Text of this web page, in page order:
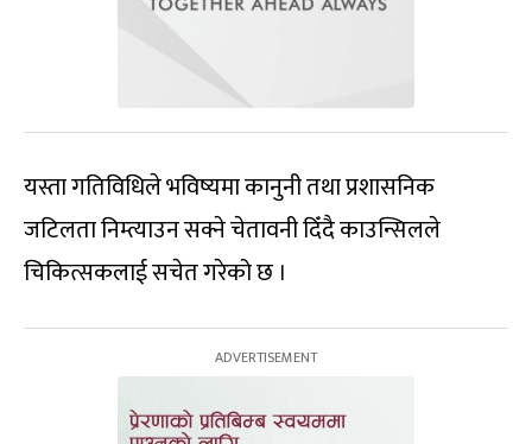
यस्ता गतिविधिले भविष्यमा कानुनी तथा प्रशासनिक
जटिलता निम्त्याउन सक्ने चेतावनी दिँदै काउन्सिलले
चिकित्सकलाई सचेत गरेको छ ।